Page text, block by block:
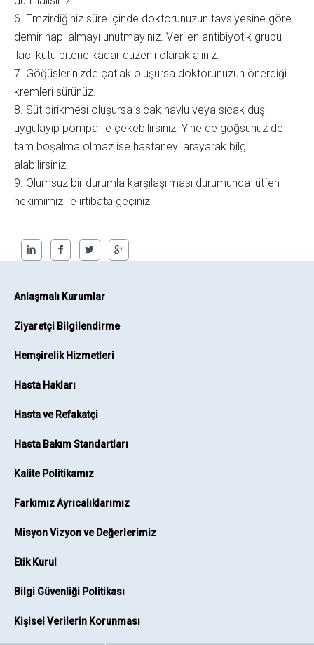
6. Emzirdiğiniz süre içinde doktorunuzun tavsiyesine göre
demir hapı almayı unutmayınız. Verilen antibiyotik grubu
ilacı kutu bitene kadar düzenli olarak alınız.
7. Göğüslerinizde çatlak oluşursa doktorunuzun önerdiği
kremleri sürünüz.
8. Süt birikmesi oluşursa sıcak havlu veya sıcak duş
uygulayıp pompa ile çekebilirsiniz. Yine de göğsünüz de
tam boşalma olmaz ise hastaneyi arayarak bilgi
alabilirsiniz.
9. Olumsuz bir durumla karşılaşılması durumunda lütfen
hekimimiz ile irtibata geçiniz.
Anlaşmalı Kurumlar
Ziyaretçi Bilgilendirme
Hemşirelik Hizmetleri
Hasta Hakları
Hasta ve Refakatçi
Hasta Bakım Standartları
Kalite Politikamız
Farkımız Ayrıcalıklarımız
Misyon Vizyon ve Değerlerimiz
Etik Kurul
Bilgi Güvenliği Politikası
Kişisel Verilerin Korunması